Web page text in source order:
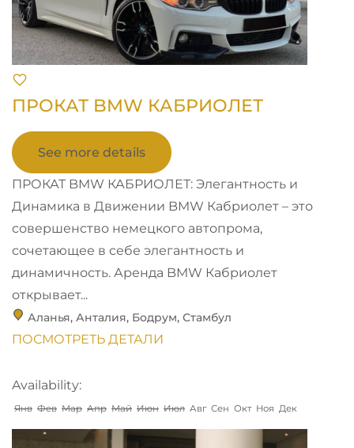
ПРОКАТ BMW КАБРИОЛЕТ
See more details
ПРОКАТ BMW КАБРИОЛЕТ: Элегантность и
Динамика в Движении BMW Кабриолет – это
совершенство немецкого автопрома,
сочетающее в себе элегантность и
динамичность. Аренда BMW Кабриолет
открывает...
Аланья, Анталия, Бодрум, Стамбул
ПОСМОТРЕТЬ ДЕТАЛИ
Availability:
Янв Фев Мар Апр Май Июн Июл Авг Сен Окт Ноя Дек